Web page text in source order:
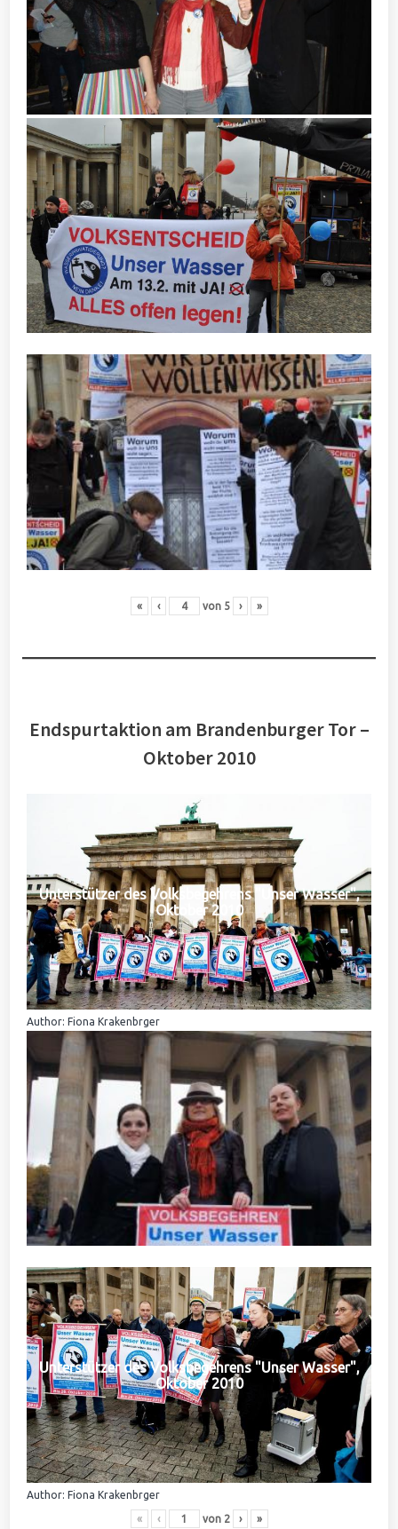
« ‹ von 5 › »
Endspurtaktion am Brandenburger Tor –
Oktober 2010
Unterstützer des Volksbegehrens "Unser Wasser",
Oktober 2010
Author: Fiona Krakenbrger
Unterstützer des Volksbegehrens "Unser Wasser",
Oktober 2010
Author: Fiona Krakenbrger
« ‹ von 2 › »